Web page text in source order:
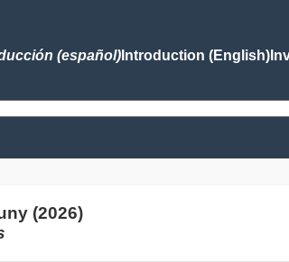
(español)Introduction (English)
(2026)